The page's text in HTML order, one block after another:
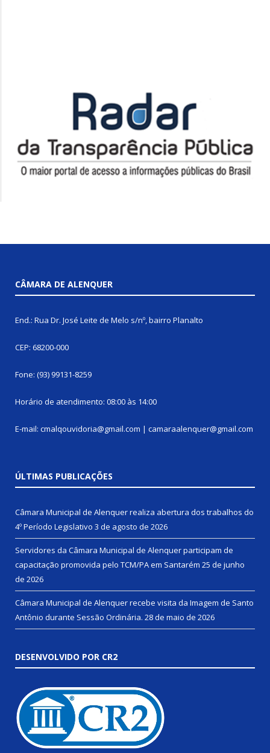
CÂMARA DE ALENQUER
End.: Rua Dr. José Leite de Melo s/nº, bairro Planalto
CEP: 68200-000
Fone: (93) 99131-8259
Horário de atendimento: 08:00 às 14:00
E-mail: cmalqouvidoria@gmail.com | camaraalenquer@gmail.com
ÚLTIMAS PUBLICAÇÕES
Câmara Municipal de Alenquer realiza abertura dos trabalhos do
4º Período Legislativo 3 de agosto de 2026
Servidores da Câmara Municipal de Alenquer participam de
capacitação promovida pelo TCM/PA em Santarém 25 de junho
de 2026
Câmara Municipal de Alenquer recebe visita da Imagem de Santo
Antônio durante Sessão Ordinária. 28 de maio de 2026
DESENVOLVIDO POR CR2